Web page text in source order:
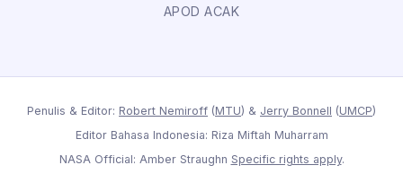
APOD ACAK
Penulis & Editor: Robert Nemiroff (MTU) & Jerry Bonnell (UMCP)
Editor Bahasa Indonesia: Riza Miftah Muharram
NASA Official: Amber Straughn Specific rights apply.